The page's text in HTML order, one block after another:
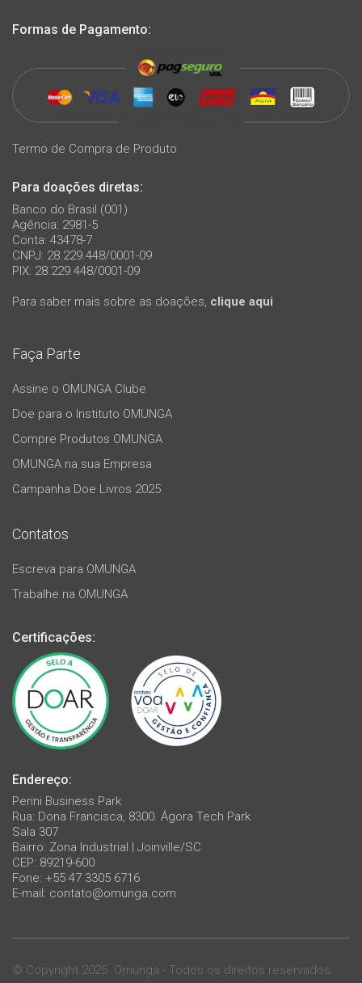
Formas de Pagamento:
Termo de Compra de Produto
Para doações diretas:
Banco do Brasil (001)
Agência: 2981-5
Conta: 43478-7
CNPJ: 28.229.448/0001-09
PIX: 28.229.448/0001-09
Para saber mais sobre as doações, clique aqui
Faça Parte
Assine o OMUNGA Clube
Doe para o Instituto OMUNGA
Compre Produtos OMUNGA
OMUNGA na sua Empresa
Campanha Doe Livros 2025
Contatos
Escreva para OMUNGA
Trabalhe na OMUNGA
Certificações:
Endereço:
Perini Business Park
Rua: Dona Francisca, 8300. Ágora Tech Park
Sala 307
Bairro: Zona Industrial | Joinville/SC
CEP: 89219-600
Fone: +55 47 3305 6716
E-mail: contato@omunga.com
© Copyright 2025. Omunga - Todos os direitos reservados.